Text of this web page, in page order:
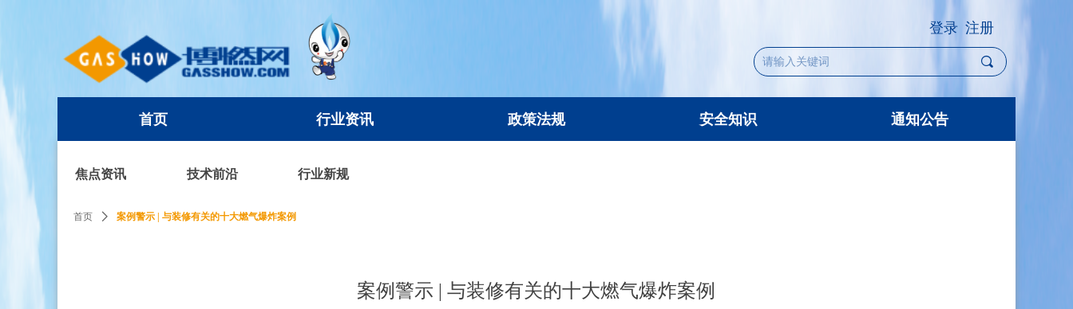
끠
登录 注册
首页 行业资讯
行业资讯
政策法规 安全知识 通知公告
焦点资讯 技术前沿 行业新规
首页 ꄲ 案例警示 | 与装修有关的十大燃气爆炸案例
案例警示 | 与装修有关的十大燃气爆炸案例